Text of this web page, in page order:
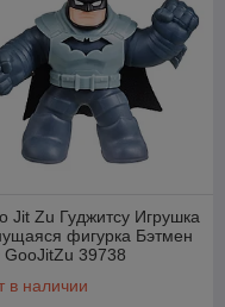
Jit Zu Гуджитсу Игрушка
фигурка Бэтмен
GooJitZu 39738
в наличии